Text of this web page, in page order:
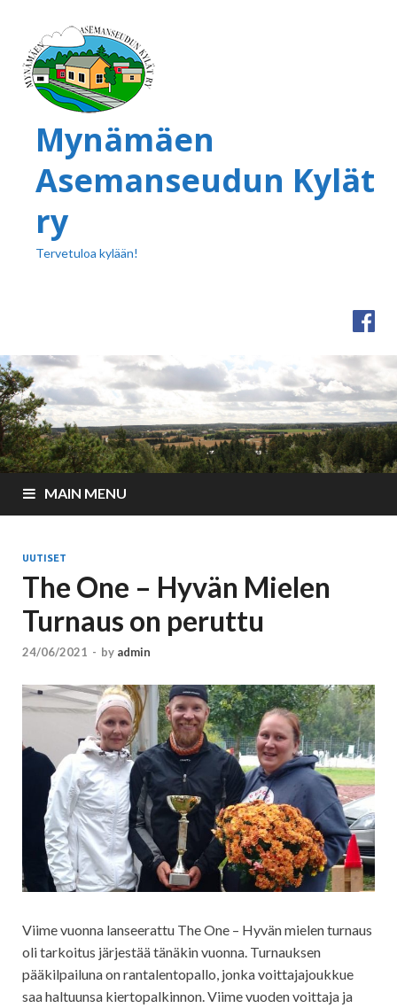
Mynämäen
Asemanseudun Kylät
ry
Tervetuloa kylään!
MAIN MENU
UUTISET
The One – Hyvän Mielen
Turnaus on peruttu
24/06/2021 - by admin
Viime vuonna lanseerattu The One – Hyvän mielen turnaus
oli tarkoitus järjestää tänäkin vuonna. Turnauksen
pääkilpailuna on rantalentopallo, jonka voittajajoukkue
saa haltuunsa kiertopalkinnon. Viime vuoden voittaja ja